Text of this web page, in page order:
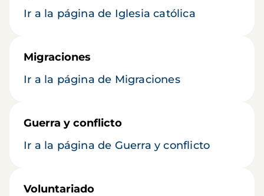
Ir a la página de Iglesia católica
Migraciones
Ir a la página de Migraciones
Guerra y conflicto
Ir a la página de Guerra y conflicto
Voluntariado